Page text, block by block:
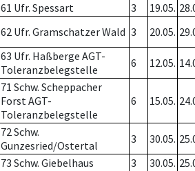
61 Ufr. Spessart 3 19.05.
62 Ufr. Gramschatzer Wald 3 20.05.
63 Ufr. Haßberge AGT-
Toleranzbelegstelle
6 12.05.
71 Schw. Scheppacher
Forst AGT-
Toleranzbelegstelle
6 15.05.
72 Schw.
Gunzesried/Ostertal
3 30.05.
73 Schw. Giebelhaus 3 30.05.